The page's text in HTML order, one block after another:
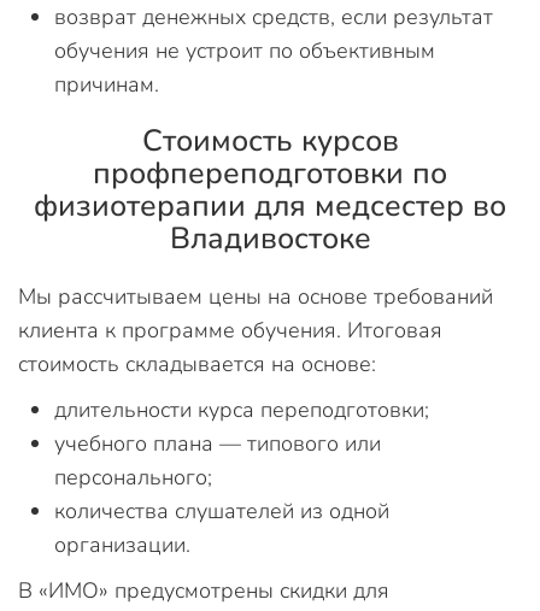
возврат денежных средств, если результат
обучения не устроит по объективным
причинам.
Стоимость курсов
профпереподготовки по
физиотерапии для медсестер во
Владивостоке
Мы рассчитываем цены на основе требований
клиента к программе обучения. Итоговая
стоимость складывается на основе:
длительности курса переподготовки;
учебного плана — типового или
персонального;
количества слушателей из одной
организации.
В «ИМО» предусмотрены скидки для